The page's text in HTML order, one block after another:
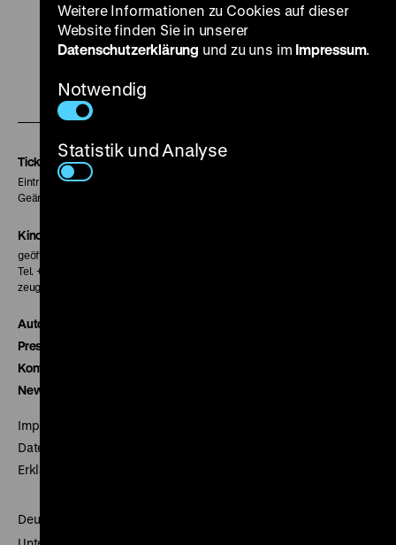
Zu
Seite
Seite
Tickets
Eintritt 5 €
Geänderte Preise sind im Programm vermerkt.
Kinokasse
geöffnet 30 Minuten vor Beginn der ersten Vorstellung
Tel. + 49 30 20304-770
zeughauskino@dhm.de
Autor*innen
Presse
Kontakt
Newsletter
Impressum
Datenschutz
Erklärung digitale Barrierefreiheit
Deutsches Historisches Museum
Weitere Informationen zu Cookies auf dieser
Website finden Sie in unserer
Datenschutzerklärung und zu uns im Impressum.
Notwendig
Statistik und Analyse